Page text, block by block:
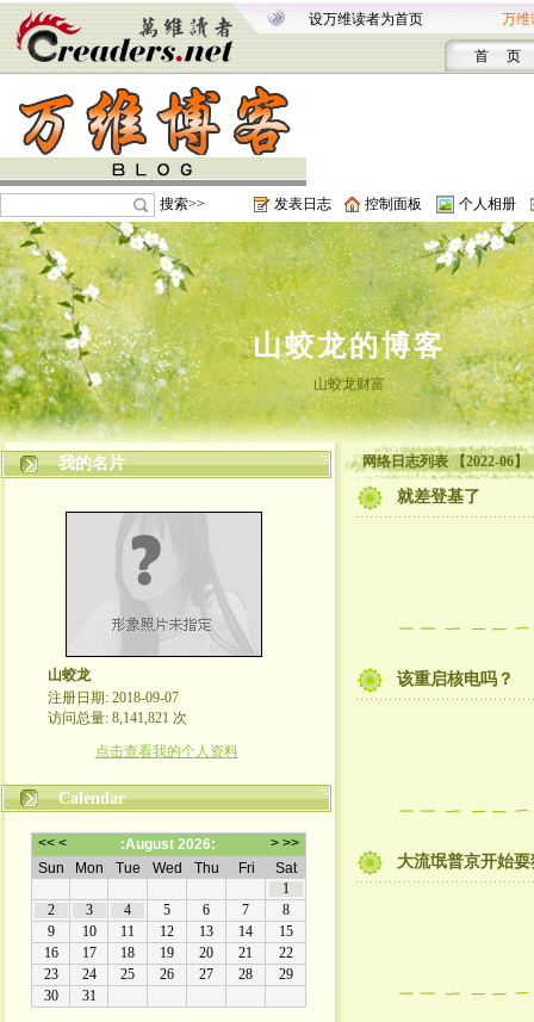
设万维读者为首页 万维
首 页
搜索>> 发表日志 控制面板 个人相册
山蛟龙的博客
山蛟龙财富
我的名片
山蛟龙
注册日期: 2018-09-07
访问总量: 8,141,821 次
点击查看我的个人资料
Calendar
网络日志列表 【2022-06】
就差登基了
该重启核电吗？
大流氓普京开始